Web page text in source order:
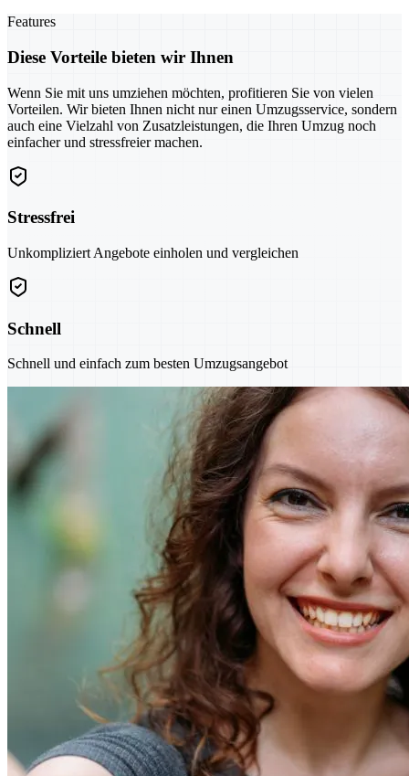
Features
Diese Vorteile bieten wir Ihnen
Wenn Sie mit uns umziehen möchten, profitieren Sie von vielen
Vorteilen. Wir bieten Ihnen nicht nur einen Umzugsservice, sondern
auch eine Vielzahl von Zusatzleistungen, die Ihren Umzug noch
einfacher und stressfreier machen.
Stressfrei
Unkompliziert Angebote einholen und vergleichen
Schnell
Schnell und einfach zum besten Umzugsangebot